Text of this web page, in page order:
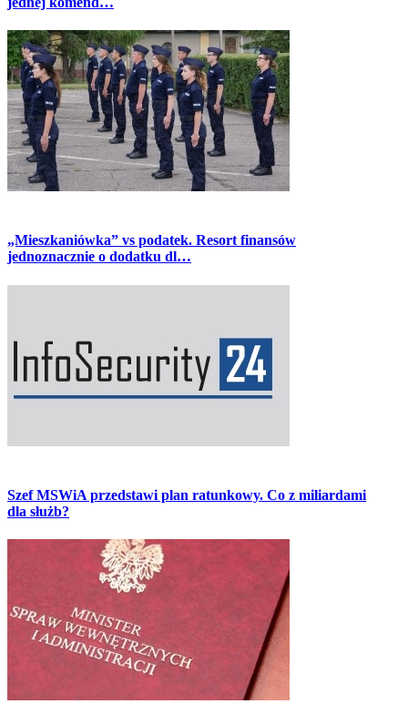
„Mieszkaniówka” vs podatek. Resort finansów
jednoznacznie o dodatku dl…
Szef MSWiA przedstawi plan ratunkowy. Co z miliardami
dla służb?